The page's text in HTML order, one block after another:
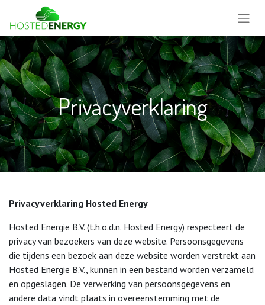
Privacyverklaring
Privacyverklaring Hosted Energy
Hosted Energie B.V. (t.h.o.d.n. Hosted Energy) respecteert de
privacy van bezoekers van deze website. Persoonsgegevens
die tijdens een bezoek aan deze website worden verstrekt aan
Hosted Energie B.V., kunnen in een bestand worden verzameld
en opgeslagen. De verwerking van persoonsgegevens en
andere data vindt plaats in overeenstemming met de